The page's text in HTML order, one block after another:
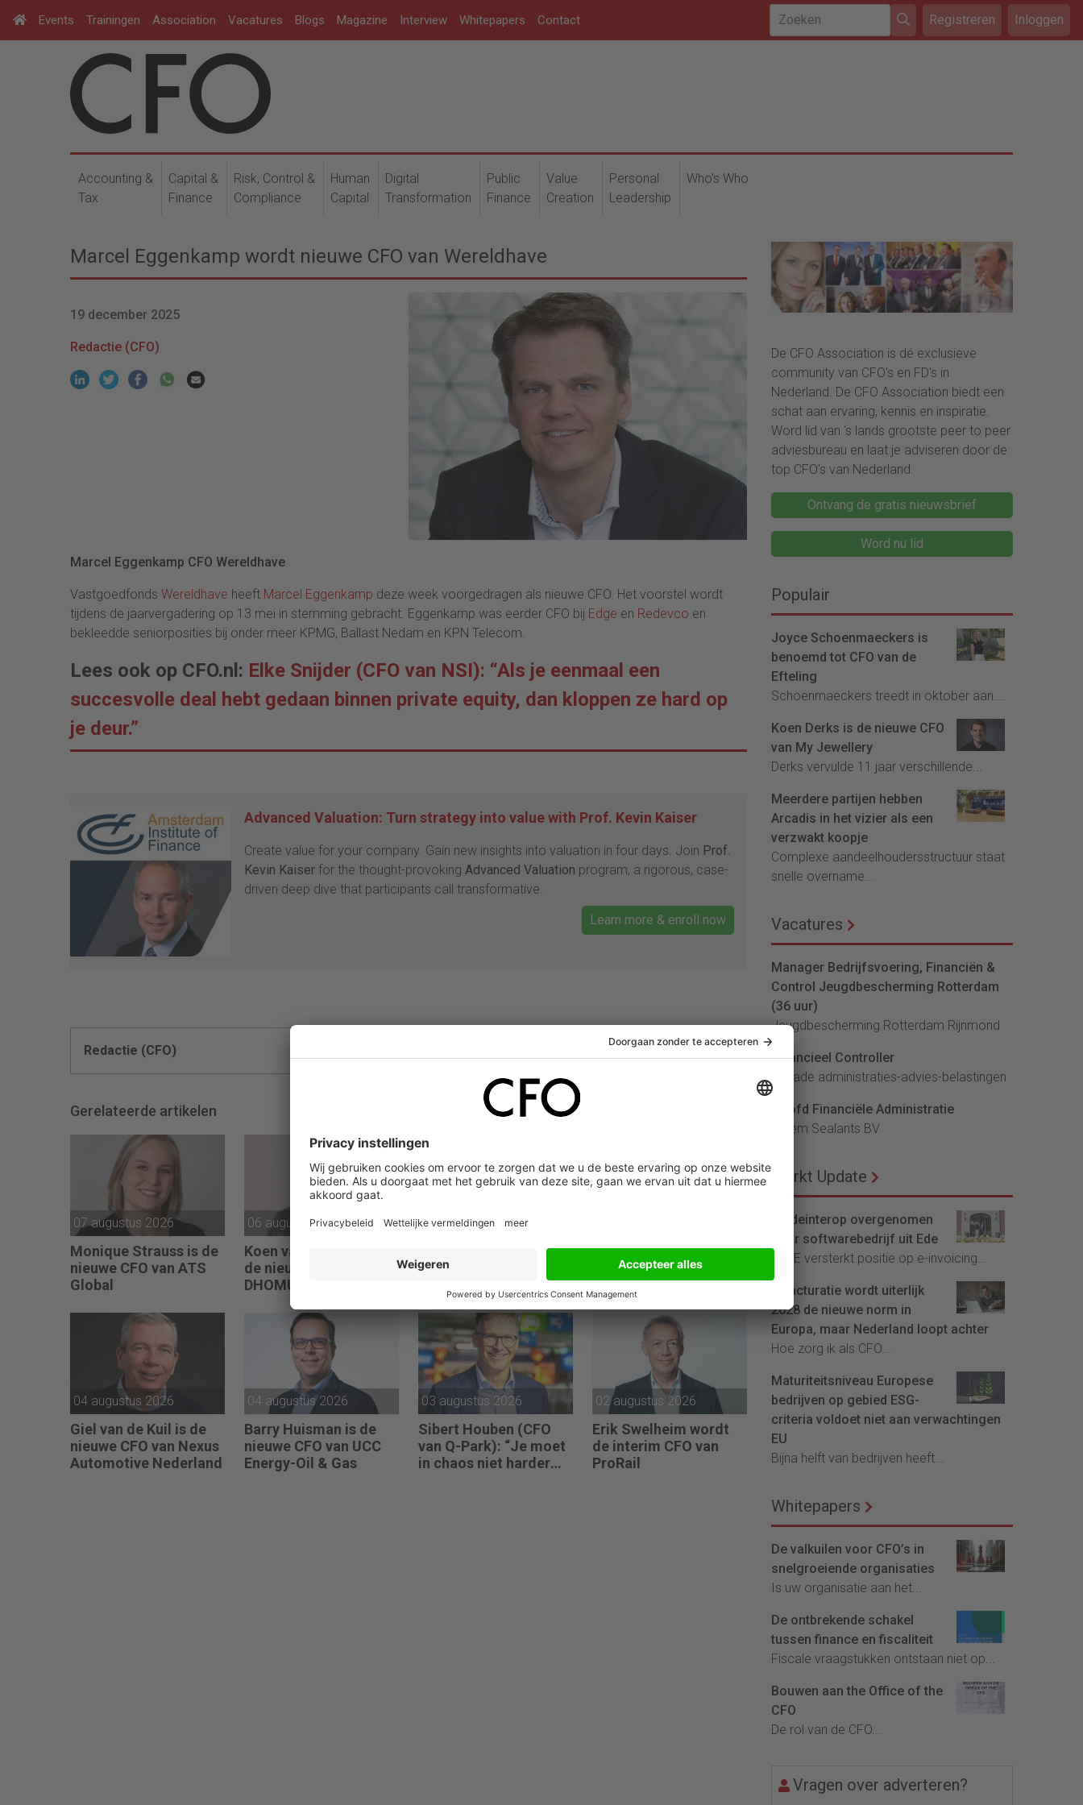
Events Trainingen Association Vacatures Blogs Magazine Interview Whitepapers Contact Registreren Inloggen
Accounting &
Tax
Capital &
Finance
Risk, Control &
Compliance
Human
Capital
Digital
Transformation
Public
Finance
Value
Creation
Personal
Leadership
Who's Who
Marcel Eggenkamp wordt nieuwe CFO van Wereldhave
19 december 2025
Redactie (CFO)
Marcel Eggenkamp CFO Wereldhave
Vastgoedfonds Wereldhave heeft Marcel Eggenkamp deze week voorgedragen als nieuwe CFO. Het voorstel wordt
tijdens de jaarvergadering op 13 mei in stemming gebracht. Eggenkamp was eerder CFO bij Edge en Redevco en
bekleedde seniorposities bij onder meer KPMG, Ballast Nedam en KPN Telecom.
Lees ook op CFO.nl: Elke Snijder (CFO van NSI): “Als je eenmaal een
succesvolle deal hebt gedaan binnen private equity, dan kloppen ze hard op
je deur.”
Advanced Valuation: Turn strategy into value with Prof. Kevin Kaiser
Create value for your company. Gain new insights into valuation in four days. Join Prof.
Kevin Kaiser for the thought-provoking Advanced Valuation program, a rigorous, case-
driven deep dive that participants call transformative.
Learn more & enroll now
Redactie (CFO)
Gerelateerde artikelen
07 augustus 2026
Monique Strauss is de
nieuwe CFO van ATS
Global
06 augustus 2026
Koen van der Craats is
de nieuwe CFO van
DHOMUS
04 augustus 2026
Stefan Buikema is de
nieuwe CFO van
De eerste 100 dagen
van Sander Scholten
(CFO van de YOEP
Groep): “Financiële
sturing werkt pas echt
als mensen begrijpen
waarom keuzes nodig
04 augustus 2026
Giel van de Kuil is de
nieuwe CFO van Nexus
Automotive Nederland
04 augustus 2026
Barry Huisman is de
nieuwe CFO van UCC
Energy-Oil & Gas
03 augustus 2026
Sibert Houben (CFO
van Q-Park): “Je moet
in chaos niet harder
02 augustus 2026
Erik Swelheim wordt
de interim CFO van
ProRail
De CFO Association is dé exclusieve
community van CFO's en FD's in
Nederland. De CFO Association biedt een
schat aan ervaring, kennis en inspiratie.
Word lid van ‘s lands grootste peer to peer
adviesbureau en laat je adviseren door de
top CFO's van Nederland.
Ontvang de gratis nieuwsbrief
Word nu lid
Populair
Joyce Schoenmaeckers is
benoemd tot CFO van de
Efteling
Schoenmaeckers treedt in oktober aan....
Koen Derks is de nieuwe CFO
van My Jewellery
Derks vervulde 11 jaar verschillende...
Meerdere partijen hebben
Arcadis in het vizier als een
verzwakt koopje
Complexe aandeelhoudersstructuur staat
snelle overname...
Vacatures
Manager Bedrijfsvoering, Financiën &
Control Jeugdbescherming Rotterdam
(36 uur)
Jeugdbescherming Rotterdam Rijnmond
Financieel Controller
lArcade administraties-advies-belastingen
Hoofd Financiële Administratie
Bloem Sealants BV
Markt Update
Tradeinterop overgenomen
door softwarebedrijf uit Ede
4CEE versterkt positie op e-invoicing...
E-facturatie wordt uiterlijk
2028 de nieuwe norm in
Europa, maar Nederland loopt achter
Hoe zorg ik als CFO...
Maturiteitsniveau Europese
bedrijven op gebied ESG-
criteria voldoet niet aan verwachtingen
EU
Bijna helft van bedrijven heeft...
Whitepapers
De valkuilen voor CFO’s in
snelgroeiende organisaties
Is uw organisatie aan het...
De ontbrekende schakel
tussen finance en fiscaliteit
Fiscale vraagstukken ontstaan niet op...
Bouwen aan the Office of the
CFO
De rol van de CFO...
Vragen over adverteren?